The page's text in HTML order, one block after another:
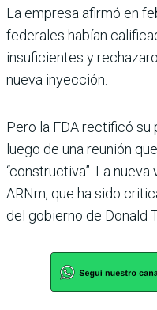
La empresa afirmó en
federales habían
insuficientes y
nueva inyección.
Pero la FDA rectificó su
luego de una reunión
“constructiva”. La
ARNm, que ha sido
del gobierno de Donald